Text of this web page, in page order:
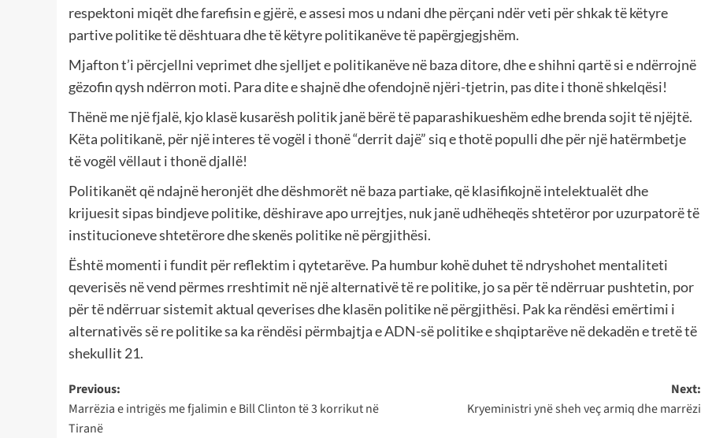
respektoni miqët dhe farefisin e gjërë, e assesi mos u ndani dhe përçani ndër veti për shkak të këtyre
partive politike të dështuara dhe të këtyre politikanëve të papërgjegjshëm.
Mjafton t’i përcjellni veprimet dhe sjelljet e politikanëve në baza ditore, dhe e shihni qartë si e ndërrojnë
gëzofin qysh ndërron moti. Para dite e shajnë dhe ofendojnë njëri-tjetrin, pas dite i thonë shkelqësi!
Thënë me një fjalë, kjo klasë kusarësh politik janë bërë të paparashikueshëm edhe brenda sojit të njëjtë.
Këta politikanë, për një interes të vogël i thonë “derrit dajë” siq e thotë populli dhe për një hatërmbetje
të vogël vëllaut i thonë djallë!
Politikanët që ndajnë heronjët dhe dëshmorët në baza partiake, që klasifikojnë intelektualët dhe
krijuesit sipas bindjeve politike, dëshirave apo urrejtjes, nuk janë udhëheqës shtetëror por uzurpatorë të
institucioneve shtetërore dhe skenës politike në përgjithësi.
Është momenti i fundit për reflektim i qytetarëve. Pa humbur kohë duhet të ndryshohet mentaliteti
qeverisës në vend përmes rreshtimit në një alternativë të re politike, jo sa për të ndërruar pushtetin, por
për të ndërruar sistemit aktual qeverises dhe klasën politike në përgjithësi. Pak ka rëndësi emërtimi i
alternativës së re politike sa ka rëndësi përmbajtja e ADN-së politike e shqiptarëve në dekadën e tretë të
shekullit 21.
Post
navigation
Previous:
Marrëzia e intrigës me fjalimin e Bill Clinton të 3 korrikut në
Tiranë
Next:
Kryeministri ynë sheh veç armiq dhe marrëzi